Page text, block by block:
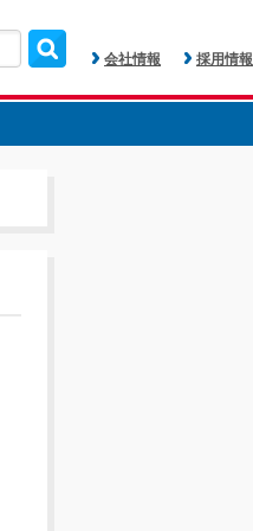
会社情報 採用情報